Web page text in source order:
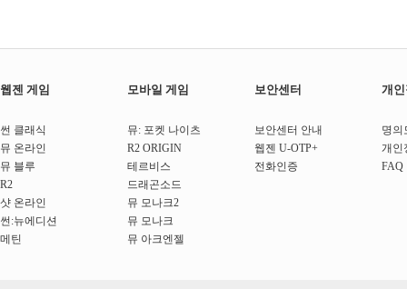
웹젠 게임
썬 클래식
뮤 온라인
뮤 블루
R2
샷 온라인
썬:뉴에디션
메틴
모바일 게임
뮤: 포켓 나이츠
R2 ORIGIN
테르비스
드래곤소드
뮤 모나크2
뮤 모나크
뮤 아크엔젤
보안센터
보안센터 안내
웹젠 U-OTP+
전화인증
개
명의
개인
FAQ